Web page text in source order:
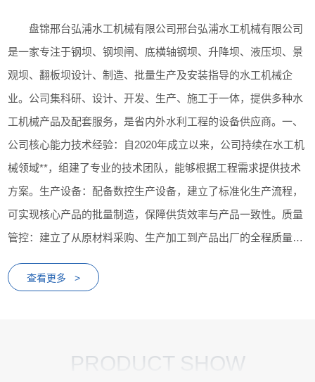
盘锦邢台弘浦水工机械有限公司邢台弘浦水工机械有限公司
是一家专注于钢坝、钢坝闸、底横轴钢坝、升降坝、液压坝、景
观坝、翻板坝设计、制造、批量生产及安装指导的水工机械企
业。公司集科研、设计、开发、生产、施工于一体，提供多种水
工机械产品及配套服务，是省内外水利工程的设备供应商。一、
公司核心能力技术经验：自2020年成立以来，公司持续在水工机
械领域**，组建了专业的技术团队，能够根据工程需求提供技术
方案。生产设备：配备数控生产设备，建立了标准化生产流程，
可实现核心产品的批量制造，保障供货效率与产品一致性。质量
管控：建立了从原材料采购、生产加工到产品出厂的全程质量管
控体系，配备相应检测设备，对产品性能进行检测...
查看更多 >
PRODUCT SHOW